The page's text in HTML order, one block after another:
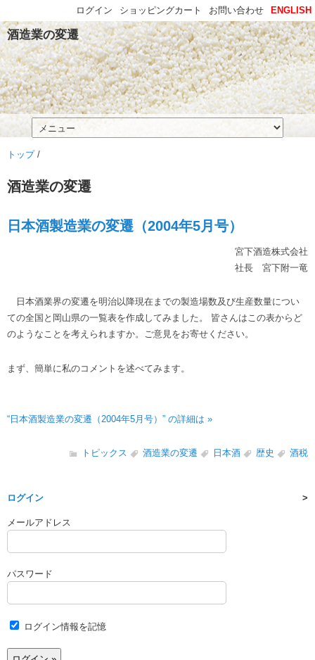
酒造業の変遷
トップ/
酒造業の変遷
日本酒製造業の変遷（2004年5月号）
宮下酒造株式会社
社長 宮下附一竜
日本酒業界の変遷を明治以降現在までの製造場数及び生産数量につい
ての全国と岡山県の一覧表を作成してみました。 皆さんはこの表からど
のようなことを考えられますか。ご意見をお寄せください。
まず、簡単に私のコメントを述べてみます。
“日本酒製造業の変遷（2004年5月号）” の詳細は »
トピックス 酒造業の変遷 日本酒 歴史 酒税
ログイン
メールアドレス
パスワード
ログイン情報を記憶
ENGLISH
お問い合わせ
ショッピングカート
ログイン